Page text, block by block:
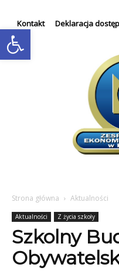
Otwórz pasek narzędzi
Kontakt Deklaracja
Strona główna Aktualności
Aktualności Z życia szkoły
Szkolny